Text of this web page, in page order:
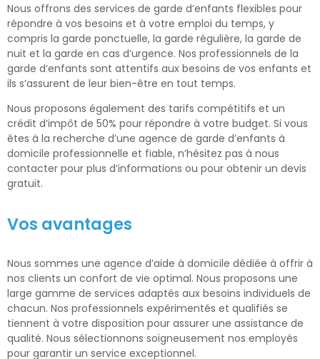
Nous offrons des services de garde d’enfants flexibles pour
répondre à vos besoins et à votre emploi du temps, y
compris la garde ponctuelle, la garde régulière, la garde de
nuit et la garde en cas d’urgence. Nos professionnels de la
garde d’enfants sont attentifs aux besoins de vos enfants et
ils s’assurent de leur bien-être en tout temps.
Nous proposons également des tarifs compétitifs et un
crédit d’impôt de 50% pour répondre à votre budget. Si vous
êtes à la recherche d’une agence de garde d’enfants à
domicile professionnelle et fiable, n’hésitez pas à nous
contacter pour plus d’informations ou pour obtenir un devis
gratuit.
Vos avantages
Nous sommes une agence d’aide à domicile dédiée à offrir à
nos clients un confort de vie optimal. Nous proposons une
large gamme de services adaptés aux besoins individuels de
chacun. Nos professionnels expérimentés et qualifiés se
tiennent à votre disposition pour assurer une assistance de
qualité. Nous sélectionnons soigneusement nos employés
pour garantir un service exceptionnel.